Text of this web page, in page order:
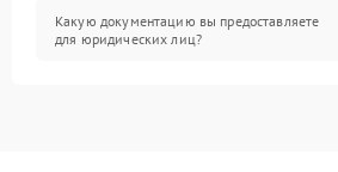
Какую документацию вы предоставляете
для юридических лиц?